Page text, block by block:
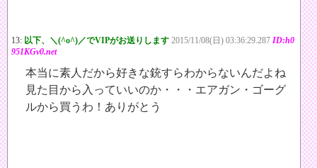
13: 以下、＼(^o^)／でVIPがお送りします 2015/11/08(日) 03:36:29.287 ID:h0
951KGv0.net
本当に素人だから好きな銃すらわからないんだよね
見た目から入っていいのか・・・エアガン・ゴーグ
ルから買うわ！ありがとう